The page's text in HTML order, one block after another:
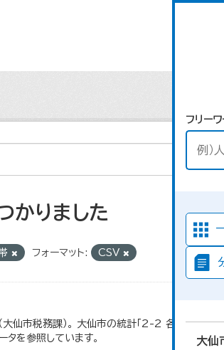
フリー
大仙
かりました
フォーマット: CSV
大仙市税務課）。 大仙市の統計「2-2 各地域別人口
タを参照しています。